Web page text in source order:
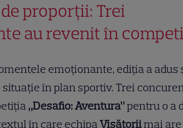
proporții: Trei
au revenit în
emoționante, ediția a adus
în plan sportiv. Trei
„Desafio: Aventura”pentru o a
în care echipaVisătoriimai are